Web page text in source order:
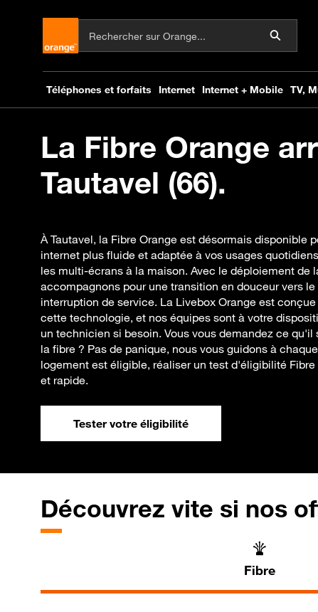
La Fibre Orange
Tautavel (66).
À Tautavel, la Fibre Orange est désormais disponible
internet plus fluide et adaptée à vos usages
les multi-écrans à la maison. Avec le déploiement de
accompagnons pour une transition en douceur vers
interruption de service. La Livebox Orange est
cette technologie, et nos équipes sont à votre
un technicien si besoin. Vous vous demandez ce qu'il
la fibre ? Pas de panique, nous vous guidons à
logement est éligible, réaliser un test d'éligibilité
et rapide.
Tester votre éligibilité
Découvrez vite si nos
Fibre